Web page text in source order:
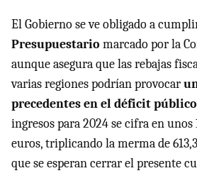
El Gobierno se ve obligado a
Presupuestario marcado por la
aunque asegura que las rebajas
varias regiones podrían provocar
precedentes en el déficit público
ingresos para 2024 se cifra en
euros, triplicando la merma de
que se esperan cerrar el presente